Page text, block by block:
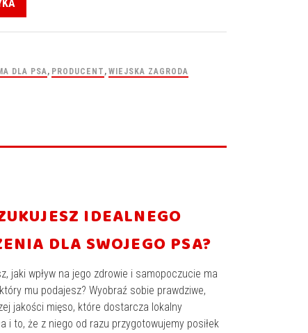
DLA PSA, PRODUCENT ,WIEJSKA ZAGRODA
IDEALNEGO
DLA SWOJEGO PSA?
jaki wpływ na jego zdrowie i samopoczucie ma
mu podajesz? Wyobraź sobie prawdziwe,
jakości mięso, które dostarcza lokalny
i to, że z niego od razu przygotowujemy posiłek